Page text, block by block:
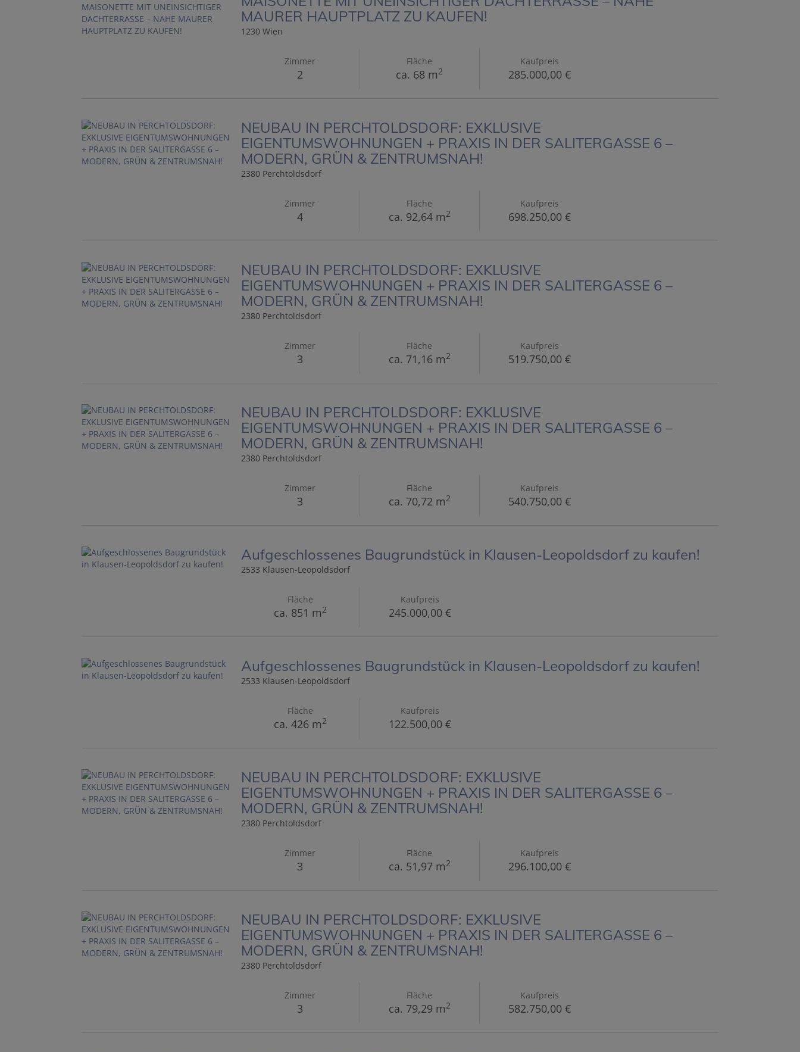
MAURER HAUPTPLATZ ZU KAUFEN!
1230 Wien
Zimmer
2
Fläche
ca. 68 m2
Kaufpreis
285.000,00 €
NEUBAU IN PERCHTOLDSDORF: EXKLUSIVE
EIGENTUMSWOHNUNGEN + PRAXIS IN DER SALITERGASSE 6 –
MODERN, GRÜN & ZENTRUMSNAH!
2380 Perchtoldsdorf
Zimmer
4
Fläche
ca. 92,64 m2
Kaufpreis
698.250,00 €
NEUBAU IN PERCHTOLDSDORF: EXKLUSIVE
EIGENTUMSWOHNUNGEN + PRAXIS IN DER SALITERGASSE 6 –
MODERN, GRÜN & ZENTRUMSNAH!
2380 Perchtoldsdorf
Zimmer
3
Fläche
ca. 71,16 m2
Kaufpreis
519.750,00 €
NEUBAU IN PERCHTOLDSDORF: EXKLUSIVE
EIGENTUMSWOHNUNGEN + PRAXIS IN DER SALITERGASSE 6 –
MODERN, GRÜN & ZENTRUMSNAH!
2380 Perchtoldsdorf
Zimmer
3
Fläche
ca. 70,72 m2
Kaufpreis
540.750,00 €
Aufgeschlossenes Baugrundstück in Klausen-Leopoldsdorf zu kaufen!
2533 Klausen-Leopoldsdorf
Fläche
ca. 851 m2
Kaufpreis
245.000,00 €
Aufgeschlossenes Baugrundstück in Klausen-Leopoldsdorf zu kaufen!
2533 Klausen-Leopoldsdorf
Fläche
ca. 426 m2
Kaufpreis
122.500,00 €
NEUBAU IN PERCHTOLDSDORF: EXKLUSIVE
EIGENTUMSWOHNUNGEN + PRAXIS IN DER SALITERGASSE 6 –
MODERN, GRÜN & ZENTRUMSNAH!
2380 Perchtoldsdorf
Zimmer
3
Fläche
ca. 51,97 m2
Kaufpreis
296.100,00 €
NEUBAU IN PERCHTOLDSDORF: EXKLUSIVE
EIGENTUMSWOHNUNGEN + PRAXIS IN DER SALITERGASSE 6 –
MODERN, GRÜN & ZENTRUMSNAH!
2380 Perchtoldsdorf
Zimmer
3
Fläche
ca. 79,29 m2
Kaufpreis
582.750,00 €